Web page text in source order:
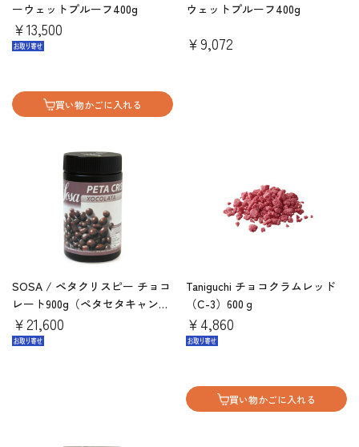
ーウェットプルーフ400g
￥13,500
買い物かごに入れる
ウェットプルーフ400g
￥9,072
SOSA / ペタクリスピー チョコ
レート900g（ペタセタキャンデ
ィー）
￥21,600
Taniguchi チョコクラムレッド
（C-3）600ｇ
￥4,860
買い物かごに入れる